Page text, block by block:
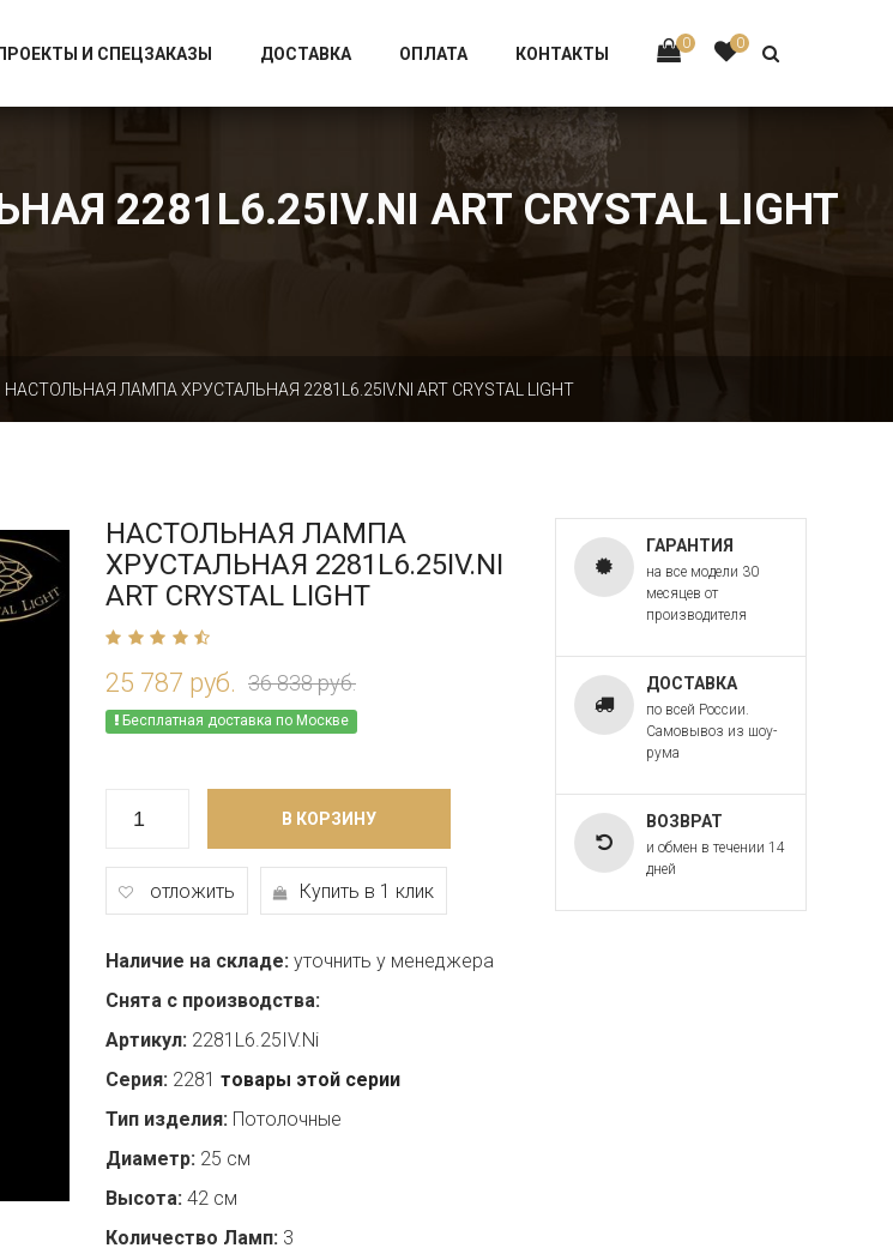
0 0
ПРОЕКТЫ И СПЕЦЗАКАЗЫ ДОСТАВКА ОПЛАТА КОНТАКТЫ
2281L6.25IV.NI ART CRYSTAL LIGHT
НАСТОЛЬНАЯ ЛАМПА ХРУСТАЛЬНАЯ 2281L6.25IV.NI ART CRYSTAL LIGHT
НАСТОЛЬНАЯ ЛАМПА
ХРУСТАЛЬНАЯ 2281L6.25IV.NI
ART CRYSTAL LIGHT
25 787 руб. 36 838 руб.
Бесплатная доставка по Москве
В КОРЗИНУ
отложить Купить в 1 клик
Наличие на складе: уточнить у менеджера
Снята с производства:
Артикул: 2281L6.25IV.Ni
Серия: 2281 товары этой серии
Тип изделия: Потолочные
Диаметр: 25 см
Высота: 42 см
Количество Ламп: 3
ГАРАНТИЯ
на все модели 30
месяцев от
производителя
ДОСТАВКА
по всей России.
Самовывоз из шоу-
рума
ВОЗВРАТ
и обмен в течении 14
дней